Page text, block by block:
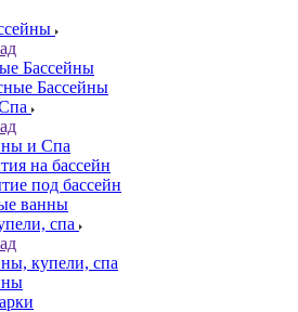
Бассейны
Бассейны
и Спа
на бассейн
под бассейн
ванны
спа
купели, спа